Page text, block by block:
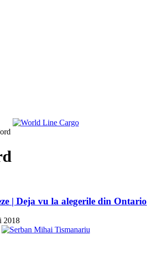
| Deja vu la alegerile din Ontario
2018